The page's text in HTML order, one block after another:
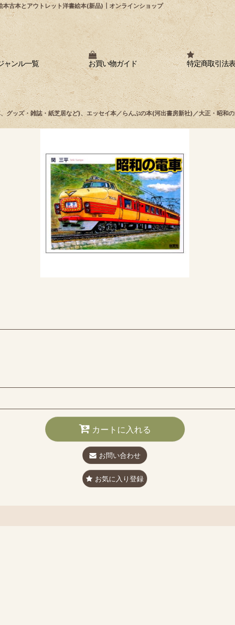
古本とアウトレット洋書絵本(新品)┃オンラインショップ
ャンル一覧 お買い物ガイド 特定商取引法
ッズ・雑誌・紙芝居など)、エッセイ本／らんぷの本(河出書房新社)／大正・昭和
カートに入れる
お問い合わせ
お気に入り登録